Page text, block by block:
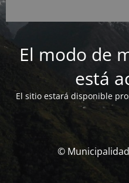
El modo de
está
El sitio estará disponible
©